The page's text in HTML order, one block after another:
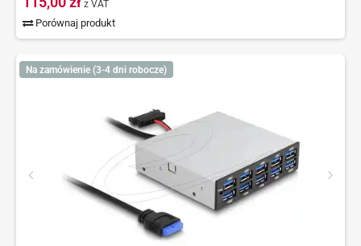
z VAT
Porównaj produkt
Na zamówienie (3-4 dni robocze)